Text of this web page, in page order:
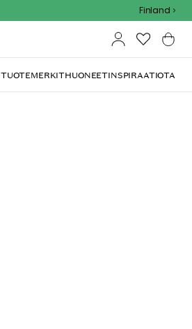
Finland
TUOTEMERKITHUONEETINSPIRAATIOTA